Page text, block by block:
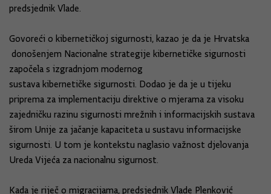
predsjednik Vlade.
Govoreći o kibernetičkoj sigurnosti, kazao je da je Hrvatska
donošenjem Nacionalne strategije kibernetičke sigurnosti
započela s izgradnjom modernog
sustava kibernetičke sigurnosti. Dodao je da je u tijeku
priprema za implementaciju direktive o mjerama za visoku
zajedničku razinu sigurnosti mrežnih i informacijskih sustava
širom Unije za jačanje kapaciteta u sustavu informacijske
sigurnosti. U tom je kontekstu naglasio važnost djelovanja
Ureda Vijeća za nacionalnu sigurnost.
Kada je riječ o migracijama, predsjednik Vlade Plenković